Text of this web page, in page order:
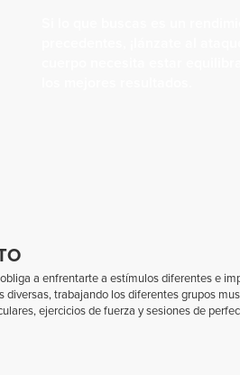
a enfrentarte a estímulos diferentes e
diversas, trabajando los diferentes grupos
ejercicios de fuerza y sesiones de